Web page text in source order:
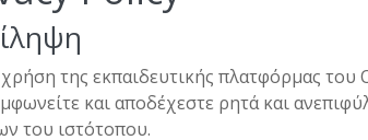
της εκπαιδευτικής πλατφόρμας
και αποδέχεστε ρητά και
του ιστότοπου.